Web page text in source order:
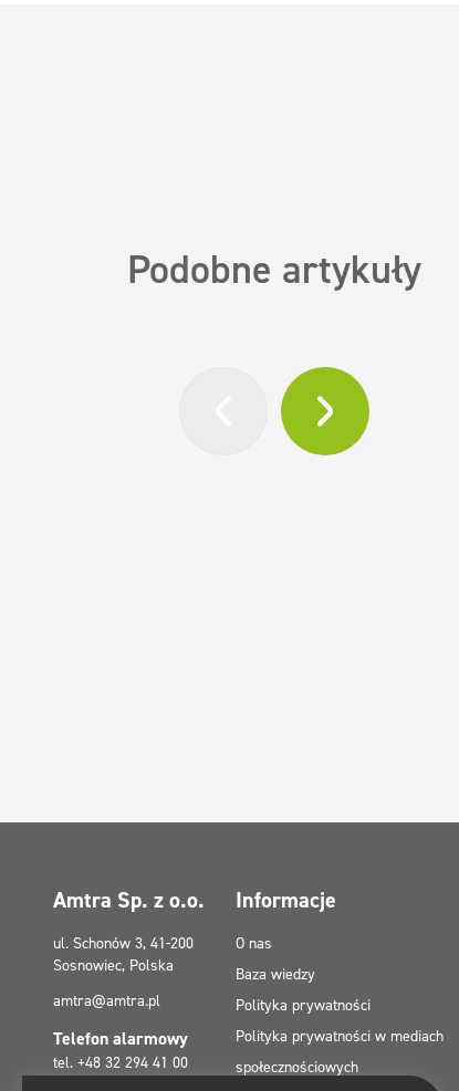
Podobne artykuły
Amtra Sp. z o.o.
ul. Schonów 3, 41-200
Sosnowiec, Polska
amtra@amtra.pl
Telefon alarmowy
tel. +48 32 294 41 00
Informacje
O nas
Baza wiedzy
Polityka prywatności
Polityka prywatności w mediach
społecznościowych